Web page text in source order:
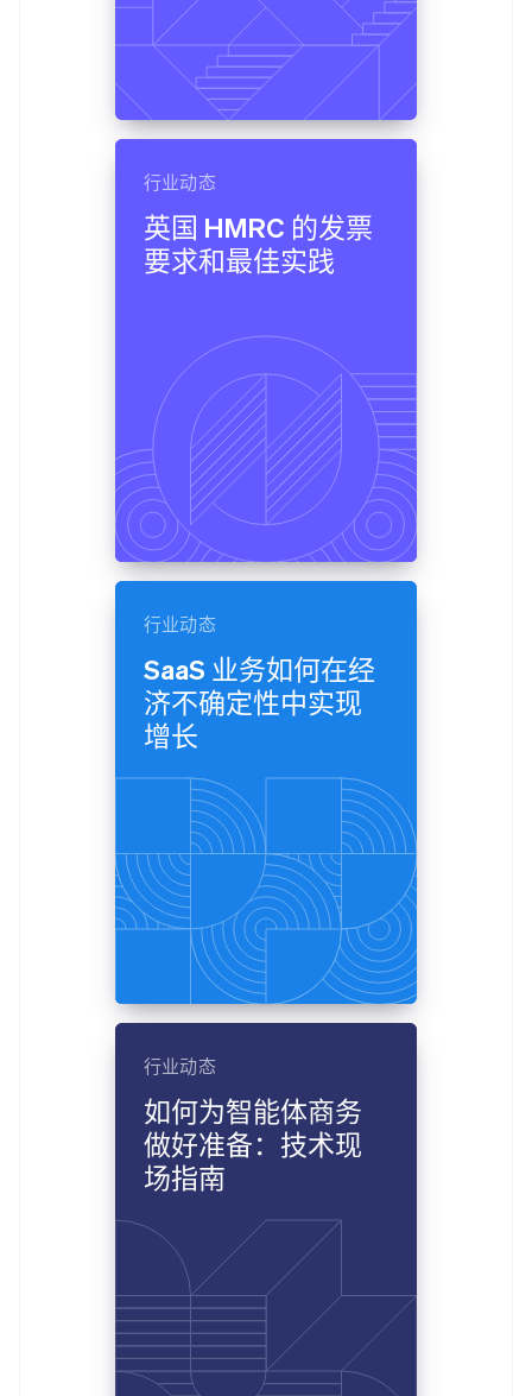
行业动态
英国 HMRC 的发票
要求和最佳实践
行业动态
SaaS 业务如何在经
济不确定性中实现
增长
行业动态
如何为智能体商务
做好准备：技术现
场指南